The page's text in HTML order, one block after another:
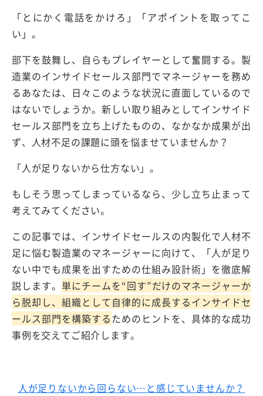
「とにかく電話をかけろ」「アポイントを取ってこ
い」。
部下を鼓舞し、自らもプレイヤーとして奮闘する。製
造業のインサイドセールス部門でマネージャーを務め
るあなたは、日々このような状況に直面しているので
はないでしょうか。新しい取り組みとしてインサイド
セールス部門を立ち上げたものの、なかなか成果が出
ず、
人材不足の課題に頭を悩ませていませんか？
「人が足りないから仕方ない」。
もしそう思ってしまっているなら、少し立ち止まって
考えてみてください。
この記事では、インサイドセールスの内製化で人材不
足に悩む製造業のマネージャーに向けて、
「人が足り
ない中でも成果を出すための仕組み設計術」 を徹底解
説します。 単にチームを“回す”だけのマネージャーか
ら脱却し、組織として自律的に成長するインサイドセ
ールス部門を構築するためのヒントを、具体的な成功
事例を交えてご紹介します。
人が足りないから回らない…と感じていませんか？